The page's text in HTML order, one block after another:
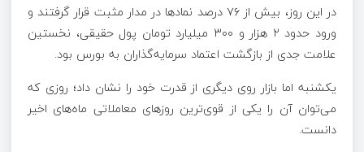
در این روز، بیش از ۷۶ درصد نمادها در مدار مثبت قرار گرفتند و
ورود حدود ۲ هزار و ۳۰۰ میلیارد تومان پول حقیقی، نخستین
علامت جدی از بازگشت اعتماد سرمایه‌گذاران به بورس بود.
یکشنبه اما بازار روی دیگری از قدرت خود را نشان داد؛ روزی که
می‌توان آن را یکی از قوی‌ترین روزهای معاملاتی ماه‌های اخیر
دانست.